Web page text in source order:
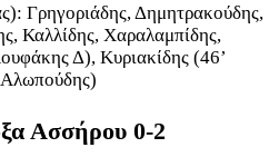
Γρηγοριάδης, Δημητρακούδης,
Καλλίδης, Χαραλαμπίδης,
Δ), Κυριακίδης (46’
Ασσήρου 0-2